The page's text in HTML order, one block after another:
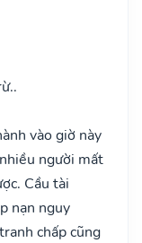
vào giờ này
người mất
Cầu tài
nạn nguy
chấp cũng